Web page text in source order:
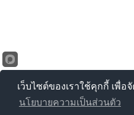
เว็บไซต์ของเราใช้คุกกี้ เพื่
นโยบายความเป็นส่วนตัว